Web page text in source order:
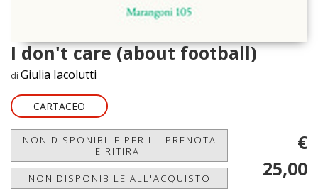
I don't care (about football)
di Giulia Iacolutti
CARTACEO
NON DISPONIBILE PER IL 'PRENOTA
E RITIRA'
NON DISPONIBILE ALL'ACQUISTO
€
25,00